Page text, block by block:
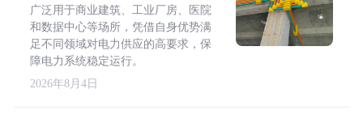
广泛用于商业建筑、工业厂房、医院
和数据中心等场所，凭借自身优势满
足不同领域对电力供应的高要求，保
障电力系统稳定运行。
2026年8月4日